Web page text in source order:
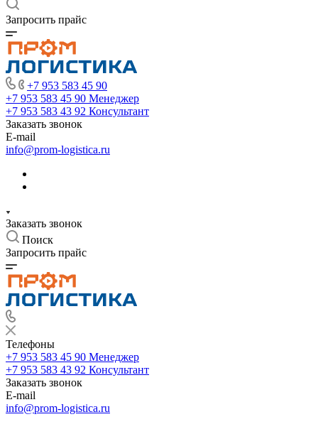
Запросить прайс
+7 953 583 45 90
+7 953 583 45 90 Менеджер
+7 953 583 43 92 Консультант
Заказать звонок
E-mail
info@prom-logistica.ru
Заказать звонок
Поиск
Запросить прайс
Телефоны
+7 953 583 45 90 Менеджер
+7 953 583 43 92 Консультант
Заказать звонок
E-mail
info@prom-logistica.ru